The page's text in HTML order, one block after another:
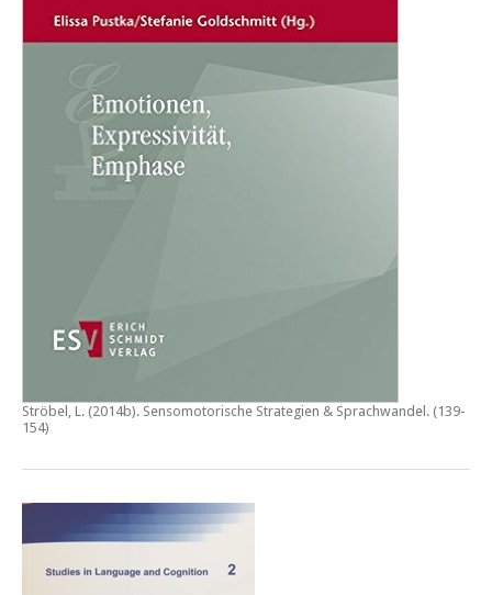
Ströbel, L. (2014b). Sensomotorische Strategien & Sprachwandel . (139-
154)